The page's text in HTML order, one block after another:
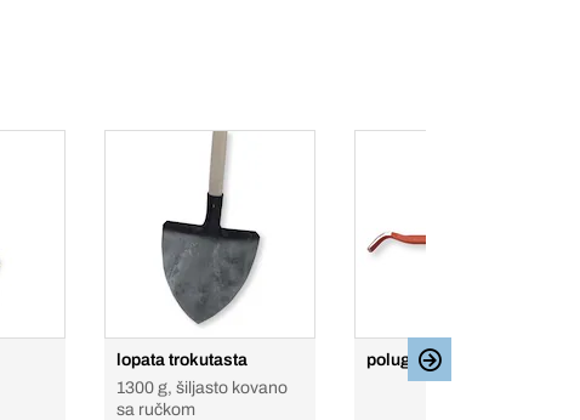
lopata trokutasta
1300 g, šiljasto kovano
sa ručkom
poluga za otvaranje